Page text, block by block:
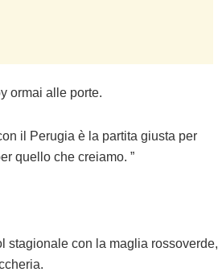
ormai alle porte.
il Perugia è la partita giusta per
quello che creiamo. ”
stagionale con la maglia rossoverde,